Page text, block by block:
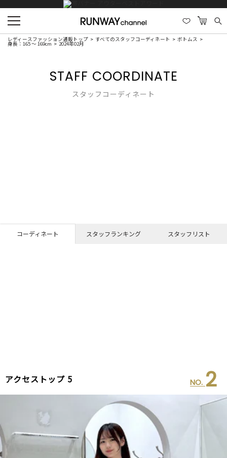
レディースファッション通販トップ すべてのスタッフコーディネート ボトムス
身長：165 ～ 169cm 2024年02月
STAFF COORDINATE
スタッフコーディネート
コーディネート スタッフランキング スタッフリスト
アクセストップ 5 NO. 2